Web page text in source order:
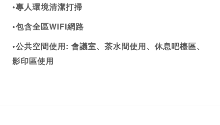
•專⼈環境清潔打掃
•包含全區WIFI網路
•公共空間使用: 會議室、茶水間使用、休息吧檯區、
影印區使用